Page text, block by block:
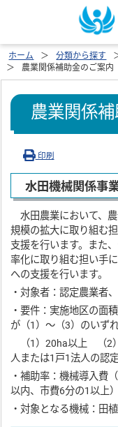
ホーム 分類から探す
農業関係補助金のご案内
農業関係
印刷
水田機械関係事
水田農業において、
規模の拡大に取り組む
支援を行います。また
率化に取り組む担い手
への支援を行います。
・対象者：認定農業者
・要件：実施地区の面
が（1）～（3）のいず
（1）20ha以上 （2
人または1戸1法人の認
・補助率：機械導入費
以内、市費6分の1以上）
・対象となる機械：田